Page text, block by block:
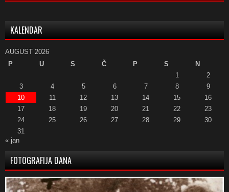
KALENDAR
AUGUST 2026
P
U S Č P S
N
1
2
3
4 5 6 7 8
9
10
11 12 13 14 15
16
17
18 19 20 21 22
23
24
25 26 27 28 29
30
31
« jan
FOTOGRAFIJA DANA